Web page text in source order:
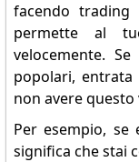
facendo
permette al
velocemente.
popolari,
non avere
Per esempio,
significa che stai